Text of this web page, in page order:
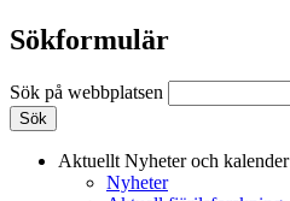
Sökformulär
Sök på webbplatsen
Aktuellt Nyheter och kalender
Nyheter